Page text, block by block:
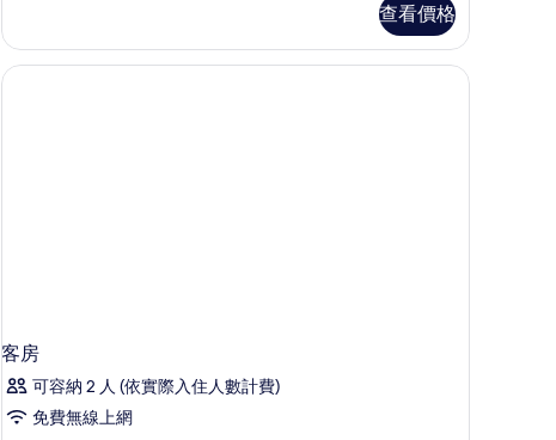
guests
use
片
雙
床
房,
的
詳
情
查看價格
客房
可容納 2 人 (依實際入住人數計費)
免費無線上網